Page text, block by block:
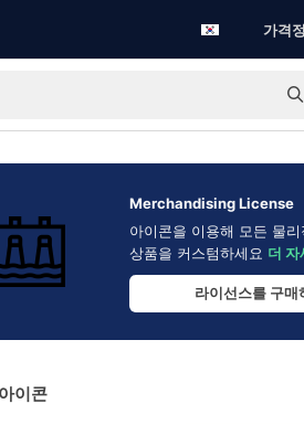
가격
Merchandising License
아이콘을 이용해 모든 물
상품을 커스텀하세요 더 자
라이선스를 구매
이콘